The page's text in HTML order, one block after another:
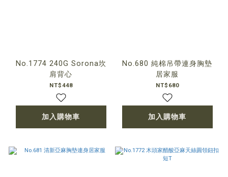
No.1774 240G Sorona坎
肩背心
NT$448
加入購物車
No.680 純棉吊帶連身胸墊
居家服
NT$680
加入購物車